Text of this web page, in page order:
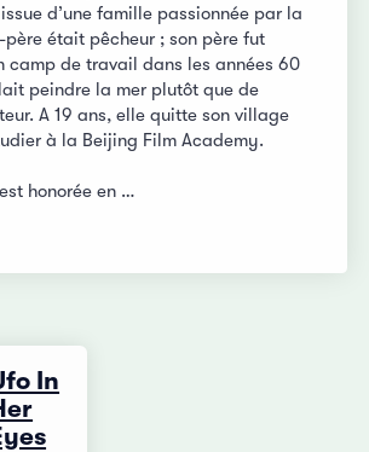
d’une famille passionnée par la
père était pêcheur ; son père fut
camp de travail dans les années 60
peindre la mer plutôt que de
A 19 ans, elle quitte son village
à la Beijing Film Academy.
honorée en …
In